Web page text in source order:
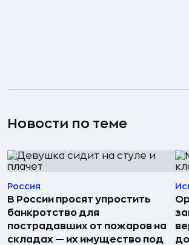
Новости по теме
Россия
В России просят упростить
банкротство для
пострадавших от пожаров на
складах — их имущество под